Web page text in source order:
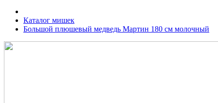
Каталог мишек
Большой плюшевый медведь Мартин 180 см молочный